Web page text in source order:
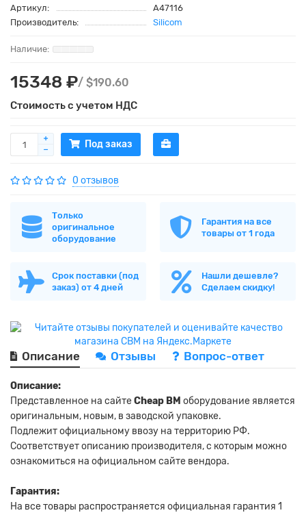
Артикул:
A47116
Производитель:
Silicom
15348 ₽/ $190.60
Стоимость с учетом НДС
Под заказ
0 отзывов
Только
оригинальное
оборудование
Гарантия на все
товары от 1 года
Срок поставки (под
заказ) от 4 дней
Нашли дешевле?
Сделаем скидку!
Описание Отзывы Вопрос-ответ
Описание:
Представленное на сайтеCheap BM оборудование является
оригинальным, новым, в заводской упаковке.
Подлежит официальному ввозу на территорию РФ.
Соответствует описанию производителя, с которым можно
ознакомиться на официальном сайте вендора.
Гарантия:
На все товары распространяется официальная гарантия 1